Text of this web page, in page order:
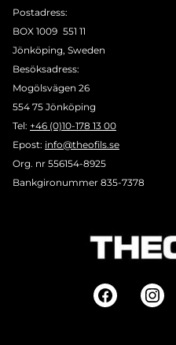
Postadress:
BOX 1009 551 11
Jönköping, Sweden
Besöksadress:
Mogölsvägen 26
554 75 Jönköping
Tel: +46 (0)10-178 13 00
Epost: info@theofils.se
Org. nr 556154-8925
Bankgironummer 835-7378